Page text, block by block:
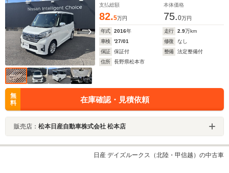
支払総額
82.5万円
本体価格
75.0万円
年式 2016年 走行 2.9万km
車検
'27/01 修復
なし
保証
保証付 整備
法定整備付
住所
長野県松本市
無
料
在庫確認・見積依頼
販売店： 松本日産自動車株式会社 松本店
日産 デイズルークス（北陸・甲信越）の中古車